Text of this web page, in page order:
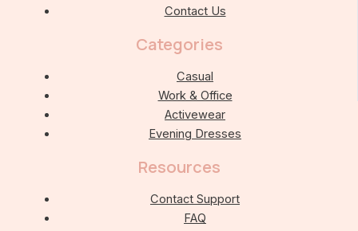
Contact Us
Categories
Casual
Work & Office
Activewear
Evening Dresses
Resources
Contact Support
FAQ